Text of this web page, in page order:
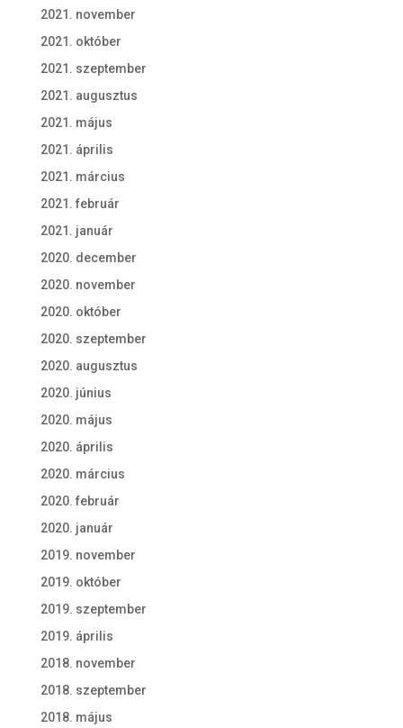
2021. november
2021. október
2021. szeptember
2021. augusztus
2021. május
2021. április
2021. március
2021. február
2021. január
2020. december
2020. november
2020. október
2020. szeptember
2020. augusztus
2020. június
2020. május
2020. április
2020. március
2020. február
2020. január
2019. november
2019. október
2019. szeptember
2019. április
2018. november
2018. szeptember
2018. május